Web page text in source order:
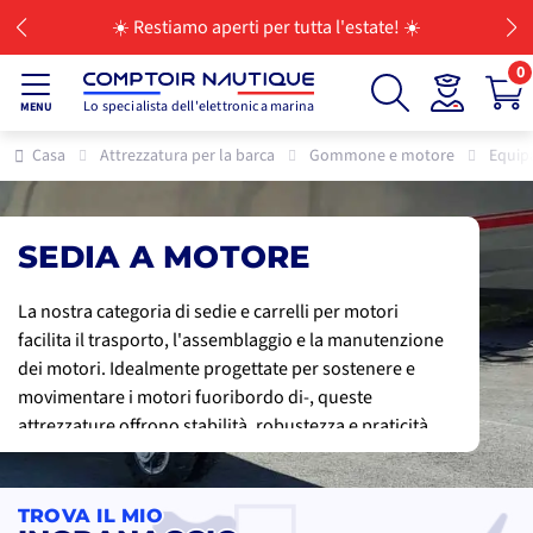
☀️ Restiamo aperti per tutta l'estate! ☀️
MENU Lo specialista dell'elettronica marina
0
Casa Attrezzatura per la barca Gommone e motore
SEDIA A MOTORE
La nostra categoria di sedie e carrelli per motori
facilita il trasporto, l'assemblaggio e la manutenzione
dei motori. Idealmente progettate per sostenere e
movimentare i motori fuoribordo di-, queste
attrezzature offrono stabilità, robustezza e praticità.
Le sedie per motori consentono di fissare
saldamente il motore all'imbarcazione, mentre i
carrelli ne facilitano lo spostamento e lo stoccaggio
TROVA IL MIO